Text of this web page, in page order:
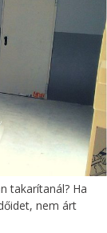
takarítanál? Ha
nem árt